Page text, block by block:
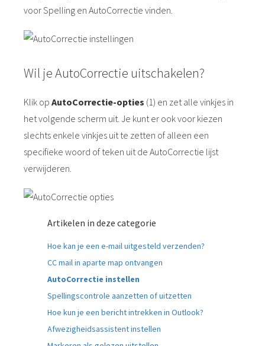
voor Spelling en AutoCorrectie vinden.
Wil je AutoCorrectie uitschakelen?
Klik op AutoCorrectie-opties (1) en zet alle vinkjes in
het volgende scherm uit. Je kunt er ook voor kiezen
slechts enkele vinkjes uit te zetten of alleen een
specifieke woord of teken uit de AutoCorrectie lijst
verwijderen.
Artikelen in deze categorie
Hoe kan je een e-mail uitgesteld verzenden?
CC mail in aparte map ontvangen
AutoCorrectie instellen
Spellingscontrole aanzetten of uitzetten
Hoe kun je een bericht intrekken in Outlook?
Afwezigheidsassistent instellen